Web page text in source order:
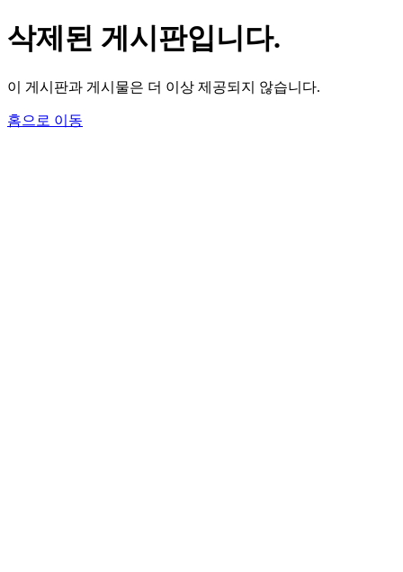
삭제된 게시판입니다.
이 게시판과 게시물은 더 이상 제공되지 않습니다.
홈으로 이동